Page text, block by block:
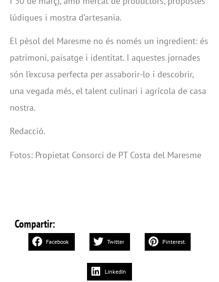
lúdiques i mostra d’artesania.
El pèsol del Maresme no és només un ingredient: és
patrimoni, paisatge i identitat. I aquestes jornades
són l’excusa perfecta per assaborir-lo i descobrir,
una vegada més, el talent culinari i agrícola de casa
nostra.
Redacció.
Fotos: Propietat Consorci de PT Costa del Maresme
Compartir:
Facebook Twitter Pinterest
LinkedIn